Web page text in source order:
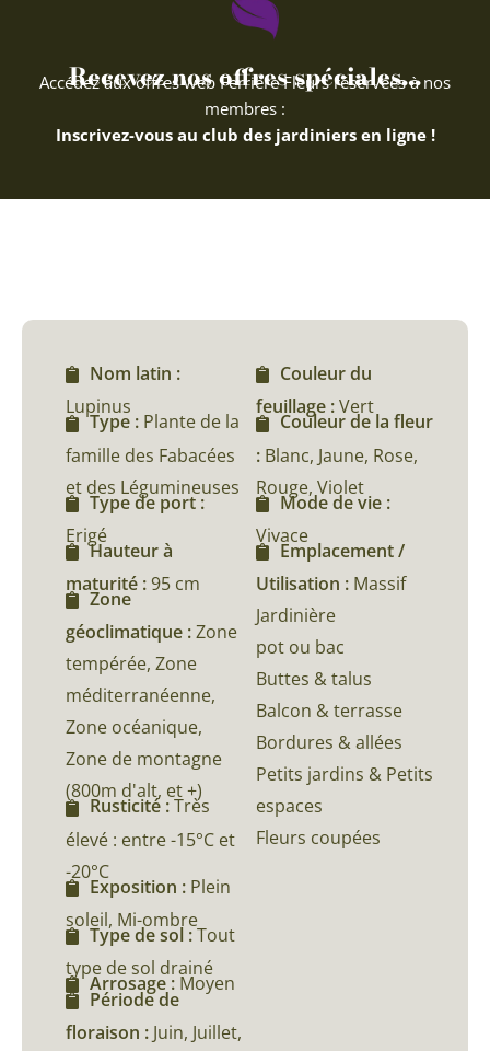
Recevez nos offres spéciales...
Accédez aux offres web Ferriere Fleurs réservées à nos
membres :
Inscrivez-vous au club des jardiniers en ligne !
Nom latin :
Lupinus
Type : Plante de la
famille des Fabacées
et des Légumineuses
Type de port :
Erigé
Hauteur à
maturité :95 cm
Zone
géoclimatique :Zone
tempérée, Zone
méditerranéenne,
Zone océanique,
Zone de montagne
(800m d'alt, et +)
Rusticité :Très
élevé : entre -15°C et
-20°C
Exposition : Plein
soleil, Mi-ombre
Type de sol :Tout
type de sol drainé
Arrosage : Moyen
Période de
floraison : Juin, Juillet,
Couleur du
feuillage :Vert
Couleur de la fleur
: Blanc, Jaune, Rose,
Rouge, Violet
Mode de vie :
Vivace
Emplacement /
Utilisation : Massif
Jardinière
pot ou bac
Buttes & talus
Balcon & terrasse
Bordures & allées
Petits jardins & Petits
espaces
Fleurs coupées